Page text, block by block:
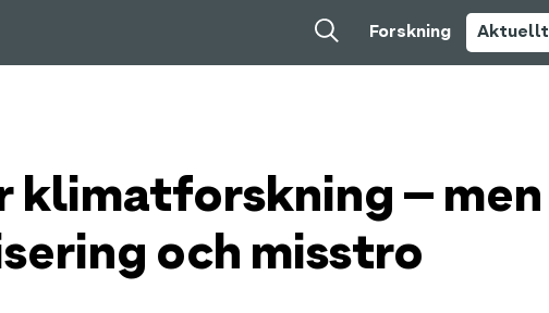
Forskning Aktuellt
klimatforskning – men
och misstro